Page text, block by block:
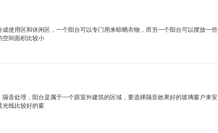
使用区和休闲区，一个阳台可以专门用来晾晒衣物，而另一个阳台可以摆放一些
空间面积比较小
音处理，阳台是属于一个跟室外建筑的区域，要选择隔音效果好的玻璃窗户来安
光线比较好的窗